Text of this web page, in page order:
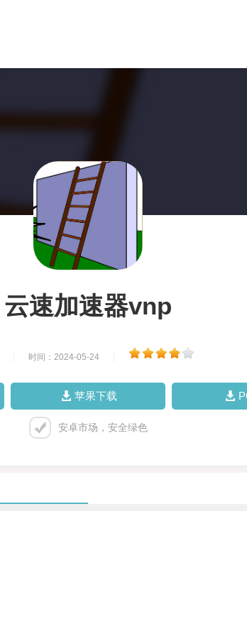
云速加速器vnp
时间：2024-05-24
苹果下载
安卓市场，安全绿色